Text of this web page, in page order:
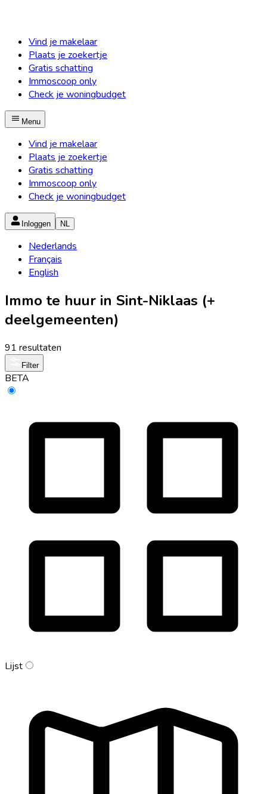
Vind je makelaar
Plaats je zoekertje
Gratis schatting
Immoscoop only
Check je woningbudget
Menu
Vind je makelaar
Plaats je zoekertje
Gratis schatting
Immoscoop only
Check je woningbudget
Inloggen NL
Nederlands
Français
English
Immo te huur in Sint-Niklaas (+
deelgemeenten)
91 resultaten
Filter
BETA
Lijst